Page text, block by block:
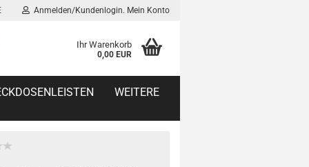
Anmelden/Kundenlogin. Mein Konto
Ihr Warenkorb
0,00 EUR
WEITERE